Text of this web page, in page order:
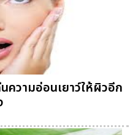
ความอ่อนเยาว์ให้ผิวอีก